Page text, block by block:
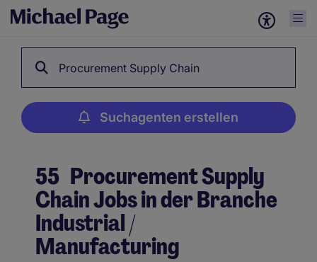
Procurement Supply Chain
Suchagenten erstellen
55 Procurement Supply
Chain Jobs in der Branche
Industrial /
Manufacturing